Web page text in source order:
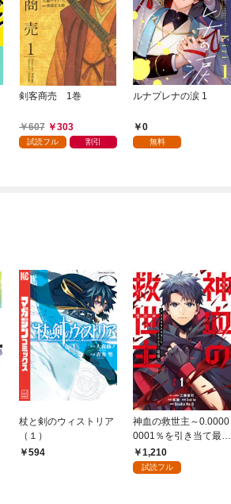
剣客商売 1巻
607 303
試読フル 割引
ルナプレナの涙 1
0
無料
杖と剣のウィストリア
（１）
594
神血の救世主～0.0000
0001％を引き当て最強
へ～【電子書籍特典
付】（１）
1,210
試読フル